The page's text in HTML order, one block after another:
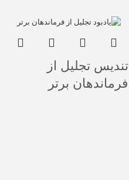
تندیس تجلیل از
فرماندهان برتر